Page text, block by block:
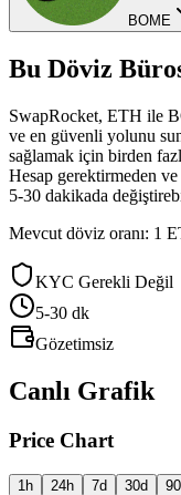
BOME
Bu Döviz
SwapRocket, ETH ile
ve en güvenli yolunu
sağlamak için birden
Hesap gerektirmeden
5-30 dakikada
Mevcut döviz oranı: 1
KYC Gerekli Değil
5-30 dk
Gözetimsiz
Canlı Grafik
Price Chart
1h 24h 7d 30d